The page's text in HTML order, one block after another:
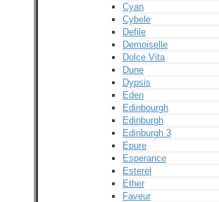
Cyan
Cybele
Defile
Demoiselle
Dolce Vita
Dune
Dypsis
Eden
Edinbourgh
Edinburgh
Edinburgh 3
Epure
Esperance
Esterel
Ether
Faveur